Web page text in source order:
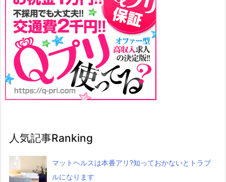
人気記事Ranking
マットヘルスは本番アリ?知っておかないとトラブ
ルになります